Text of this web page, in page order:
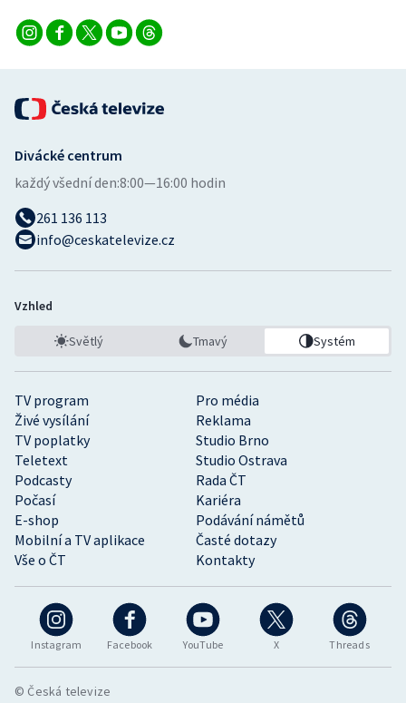
Vodní slalom
Ostatní
Instagram Facebook YouTube X Threads
TV program
Pro média
Živé vysílání
Reklama
TV poplatky
Studio Brno
Teletext
Studio Ostrava
Podcasty
Rada ČT
Počasí
Kariéra
E-shop
Podávání námětů
Mobilní a TV aplikace
Časté dotazy
Vše o ČT
Kontakty
Divácké centrum
každý všední den:8:00—16:00 hodin
261 136 113
info@ceskatelevize.cz
Vzhled
Světlý Tmavý Systém
© Česká televize